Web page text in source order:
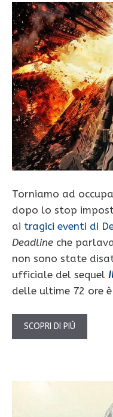
Torniamo ad
dopo lo stop
ai tragici eventi di
Deadline che
non sono state
ufficiale del sequel
delle ultime 72 ore
SCOPRI DI PIÙ